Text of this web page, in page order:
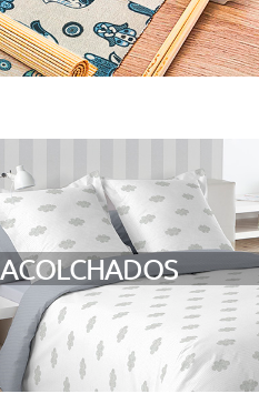
ACOLCHADOS